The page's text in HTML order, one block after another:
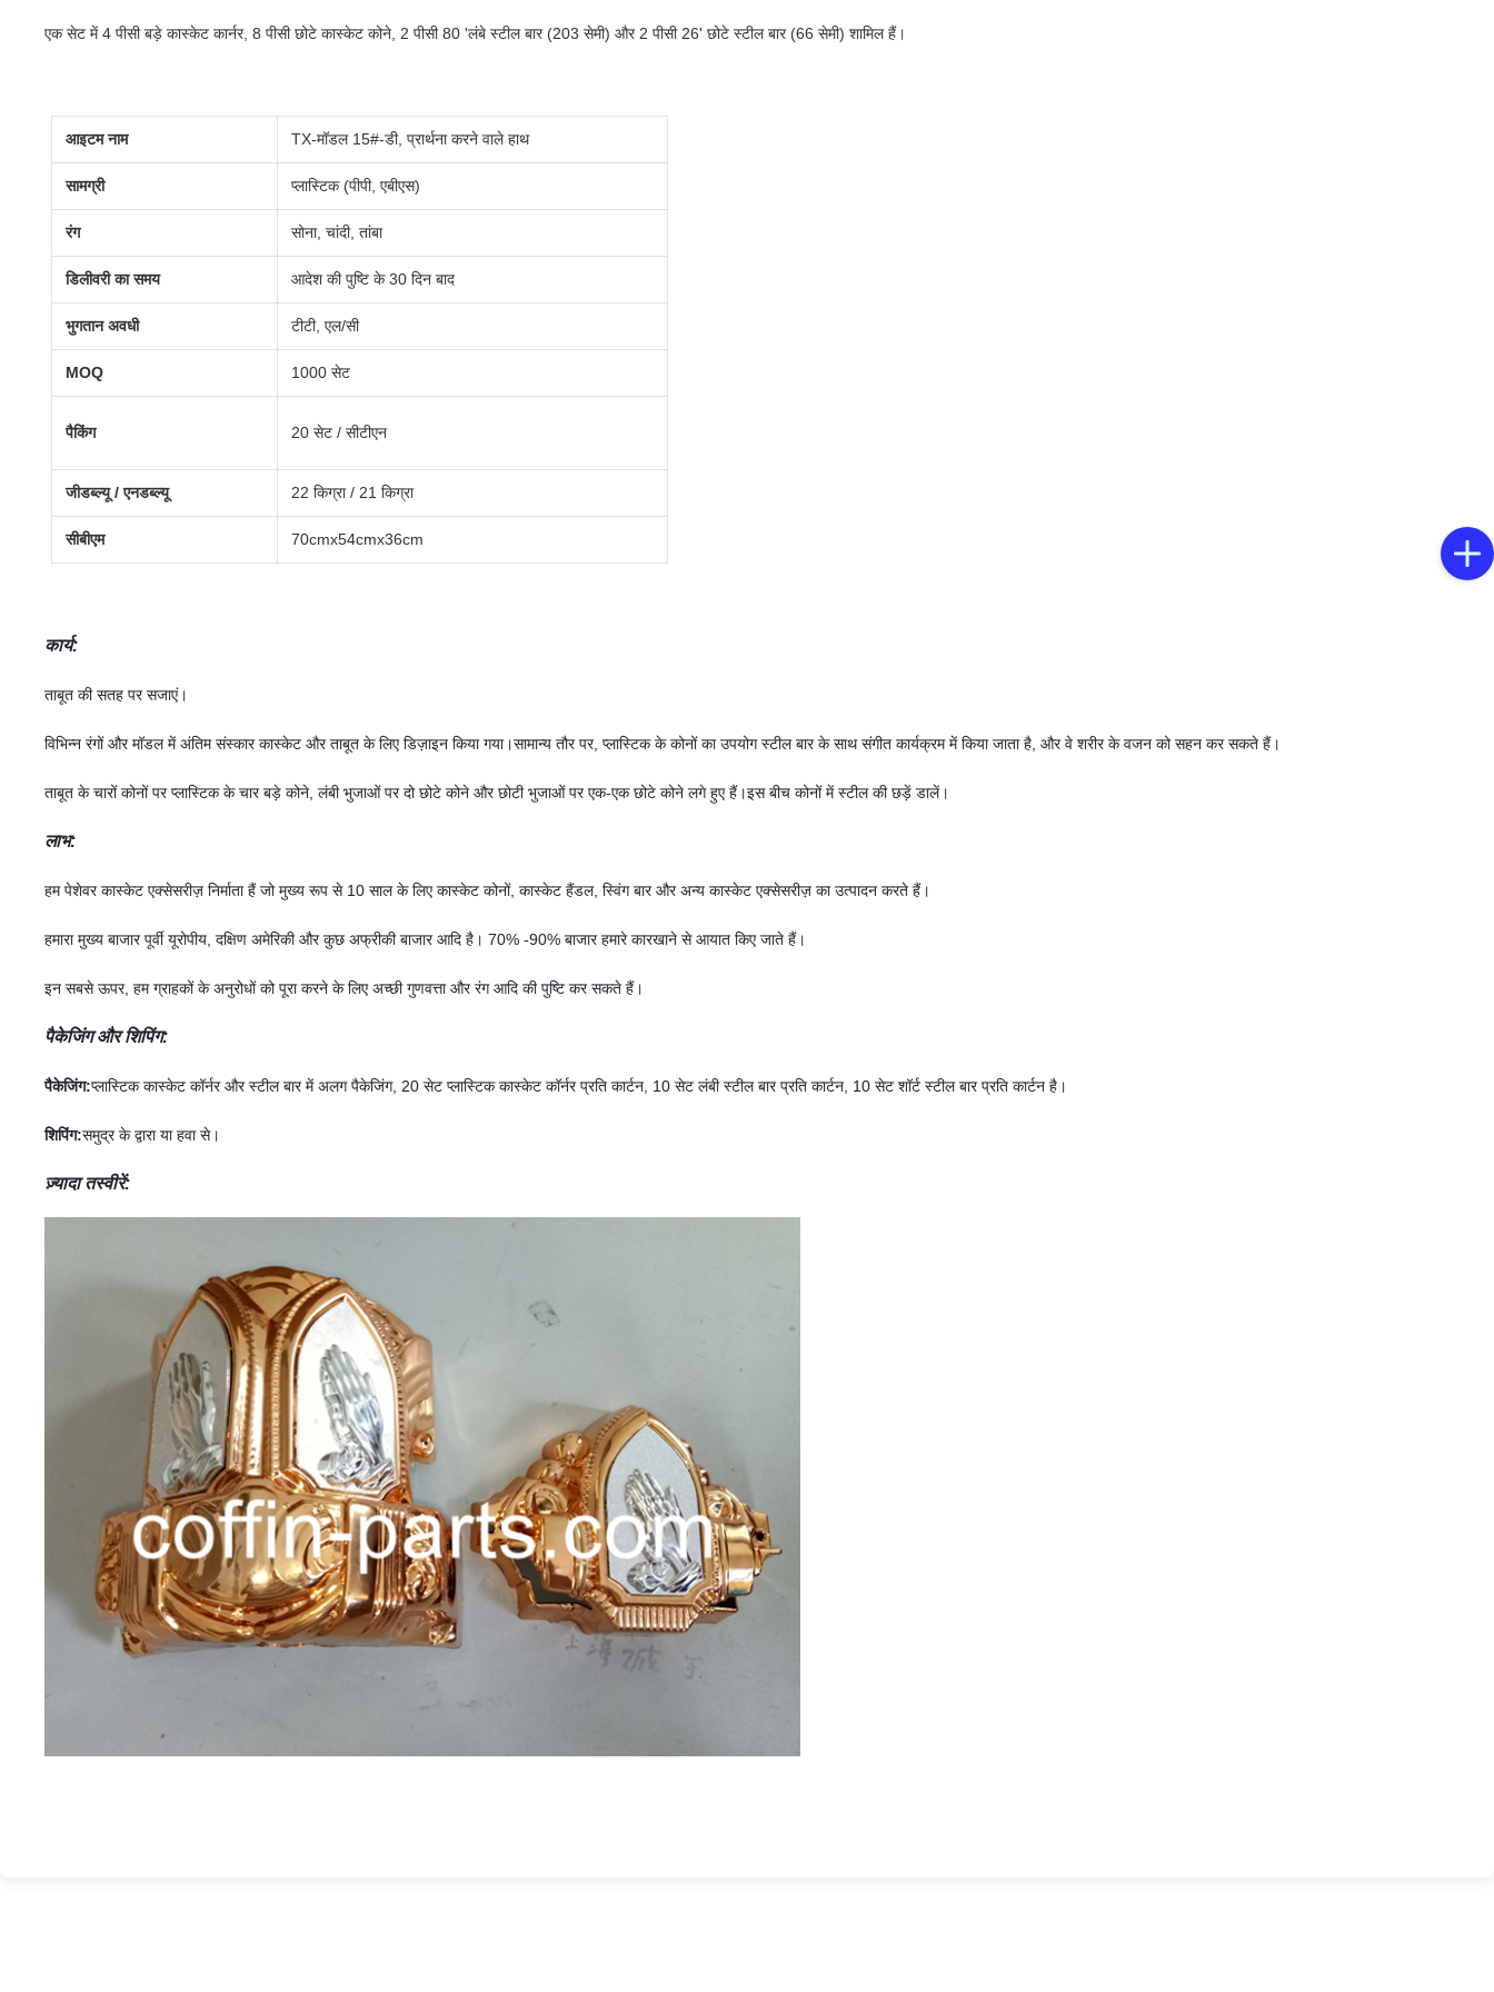
एक सेट में 4 पीसी बड़े कास्केट कार्नर, 8 पीसी छोटे कास्केट कोने, 2 पीसी 80 'लंबे स्टील बार (203 सेमी) और 2 पीसी 26' छोटे स्टील बार (66 सेमी) शामिल हैं।
आइटम नाम TX-मॉडल 15#-डी, प्रार्थना करने वाले हाथ
सामग्री प्लास्टिक (पीपी, एबीएस)
रंग सोना, चांदी, तांबा
डिलीवरी का समय आदेश की पुष्टि के 30 दिन बाद
भुगतान अवधी टीटी, एल/सी
MOQ 1000 सेट
पैकिंग 20 सेट / सीटीएन
जीडब्ल्यू / एनडब्ल्यू 22 किग्रा / 21 किग्रा
सीबीएम 70cmx54cmx36cm
कार्य:
ताबूत की सतह पर सजाएं।
विभिन्न रंगों और मॉडल में अंतिम संस्कार कास्केट और ताबूत के लिए डिज़ाइन किया गया।सामान्य तौर पर, प्लास्टिक के कोनों का उपयोग स्टील बार के साथ संगीत कार्यक्रम में किया जाता है, और वे शरीर के वजन को सहन कर सकते हैं।
ताबूत के चारों कोनों पर प्लास्टिक के चार बड़े कोने, लंबी भुजाओं पर दो छोटे कोने और छोटी भुजाओं पर एक-एक छोटे कोने लगे हुए हैं।इस बीच कोनों में स्टील की छड़ें डालें।
लाभ:
हम पेशेवर कास्केट एक्सेसरीज़ निर्माता हैं जो मुख्य रूप से 10 साल के लिए कास्केट कोनों, कास्केट हैंडल, स्विंग बार और अन्य कास्केट एक्सेसरीज़ का उत्पादन करते हैं।
हमारा मुख्य बाजार पूर्वी यूरोपीय, दक्षिण अमेरिकी और कुछ अफ्रीकी बाजार आदि है। 70% -90% बाजार हमारे कारखाने से आयात किए जाते हैं।
इन सबसे ऊपर, हम ग्राहकों के अनुरोधों को पूरा करने के लिए अच्छी गुणवत्ता और रंग आदि की पुष्टि कर सकते हैं।
पैकेजिंग और शिपिंग:
पैकेजिंग:प्लास्टिक कास्केट कॉर्नर और स्टील बार में अलग पैकेजिंग, 20 सेट प्लास्टिक कास्केट कॉर्नर प्रति कार्टन, 10 सेट लंबी स्टील बार प्रति कार्टन, 10 सेट शॉर्ट स्टील बार प्रति कार्टन है।
शिपिंग:समुद्र के द्वारा या हवा से।
ज़्यादा तस्वीरें: